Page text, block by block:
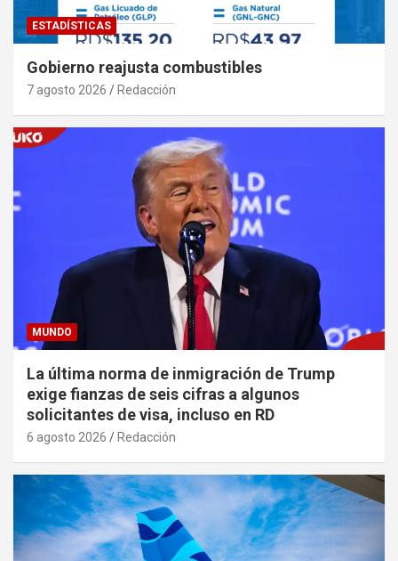
ESTADÍSTICAS
Gobierno reajusta combustibles
7 agosto 2026 Redacción
MUNDO
La última norma de inmigración de Trump
exige fianzas de seis cifras a algunos
solicitantes de visa, incluso en RD
6 agosto 2026 Redacción